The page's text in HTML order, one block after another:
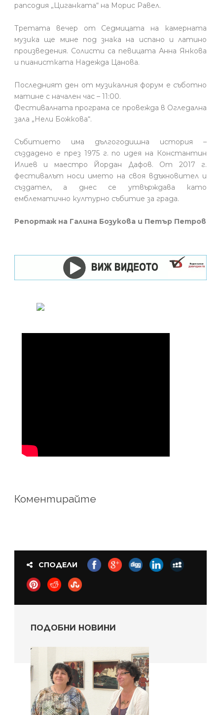
рапсодия „Циганката“ на Морис Равел.
Третата вечер от Седмицата на камерната
музика ще мине под знака на испано и латино
произведения. Солисти са певицата Анна Янкова
и пианистката Надежда Цанова.
Последният ден от музикалния форум е съботно
матине с начален час – 11:00.
Фестивалната програма се провежда в Огледална
зала „Нели Божкова“.
Събитието има дългогодишна история –
създадено е през 1975 г. по идея на Константин
Илиев и маестро Йордан Дафов. От 2017 г.
фестивалът носи името на своя вдъхновител и
създател, а днес се утвърждава като
емблематично културно събитие за града.
Репортаж на Галина Бозукова и Петър Петров
Коментирайте
СПОДЕЛИ
ПОДОБНИ НОВИНИ